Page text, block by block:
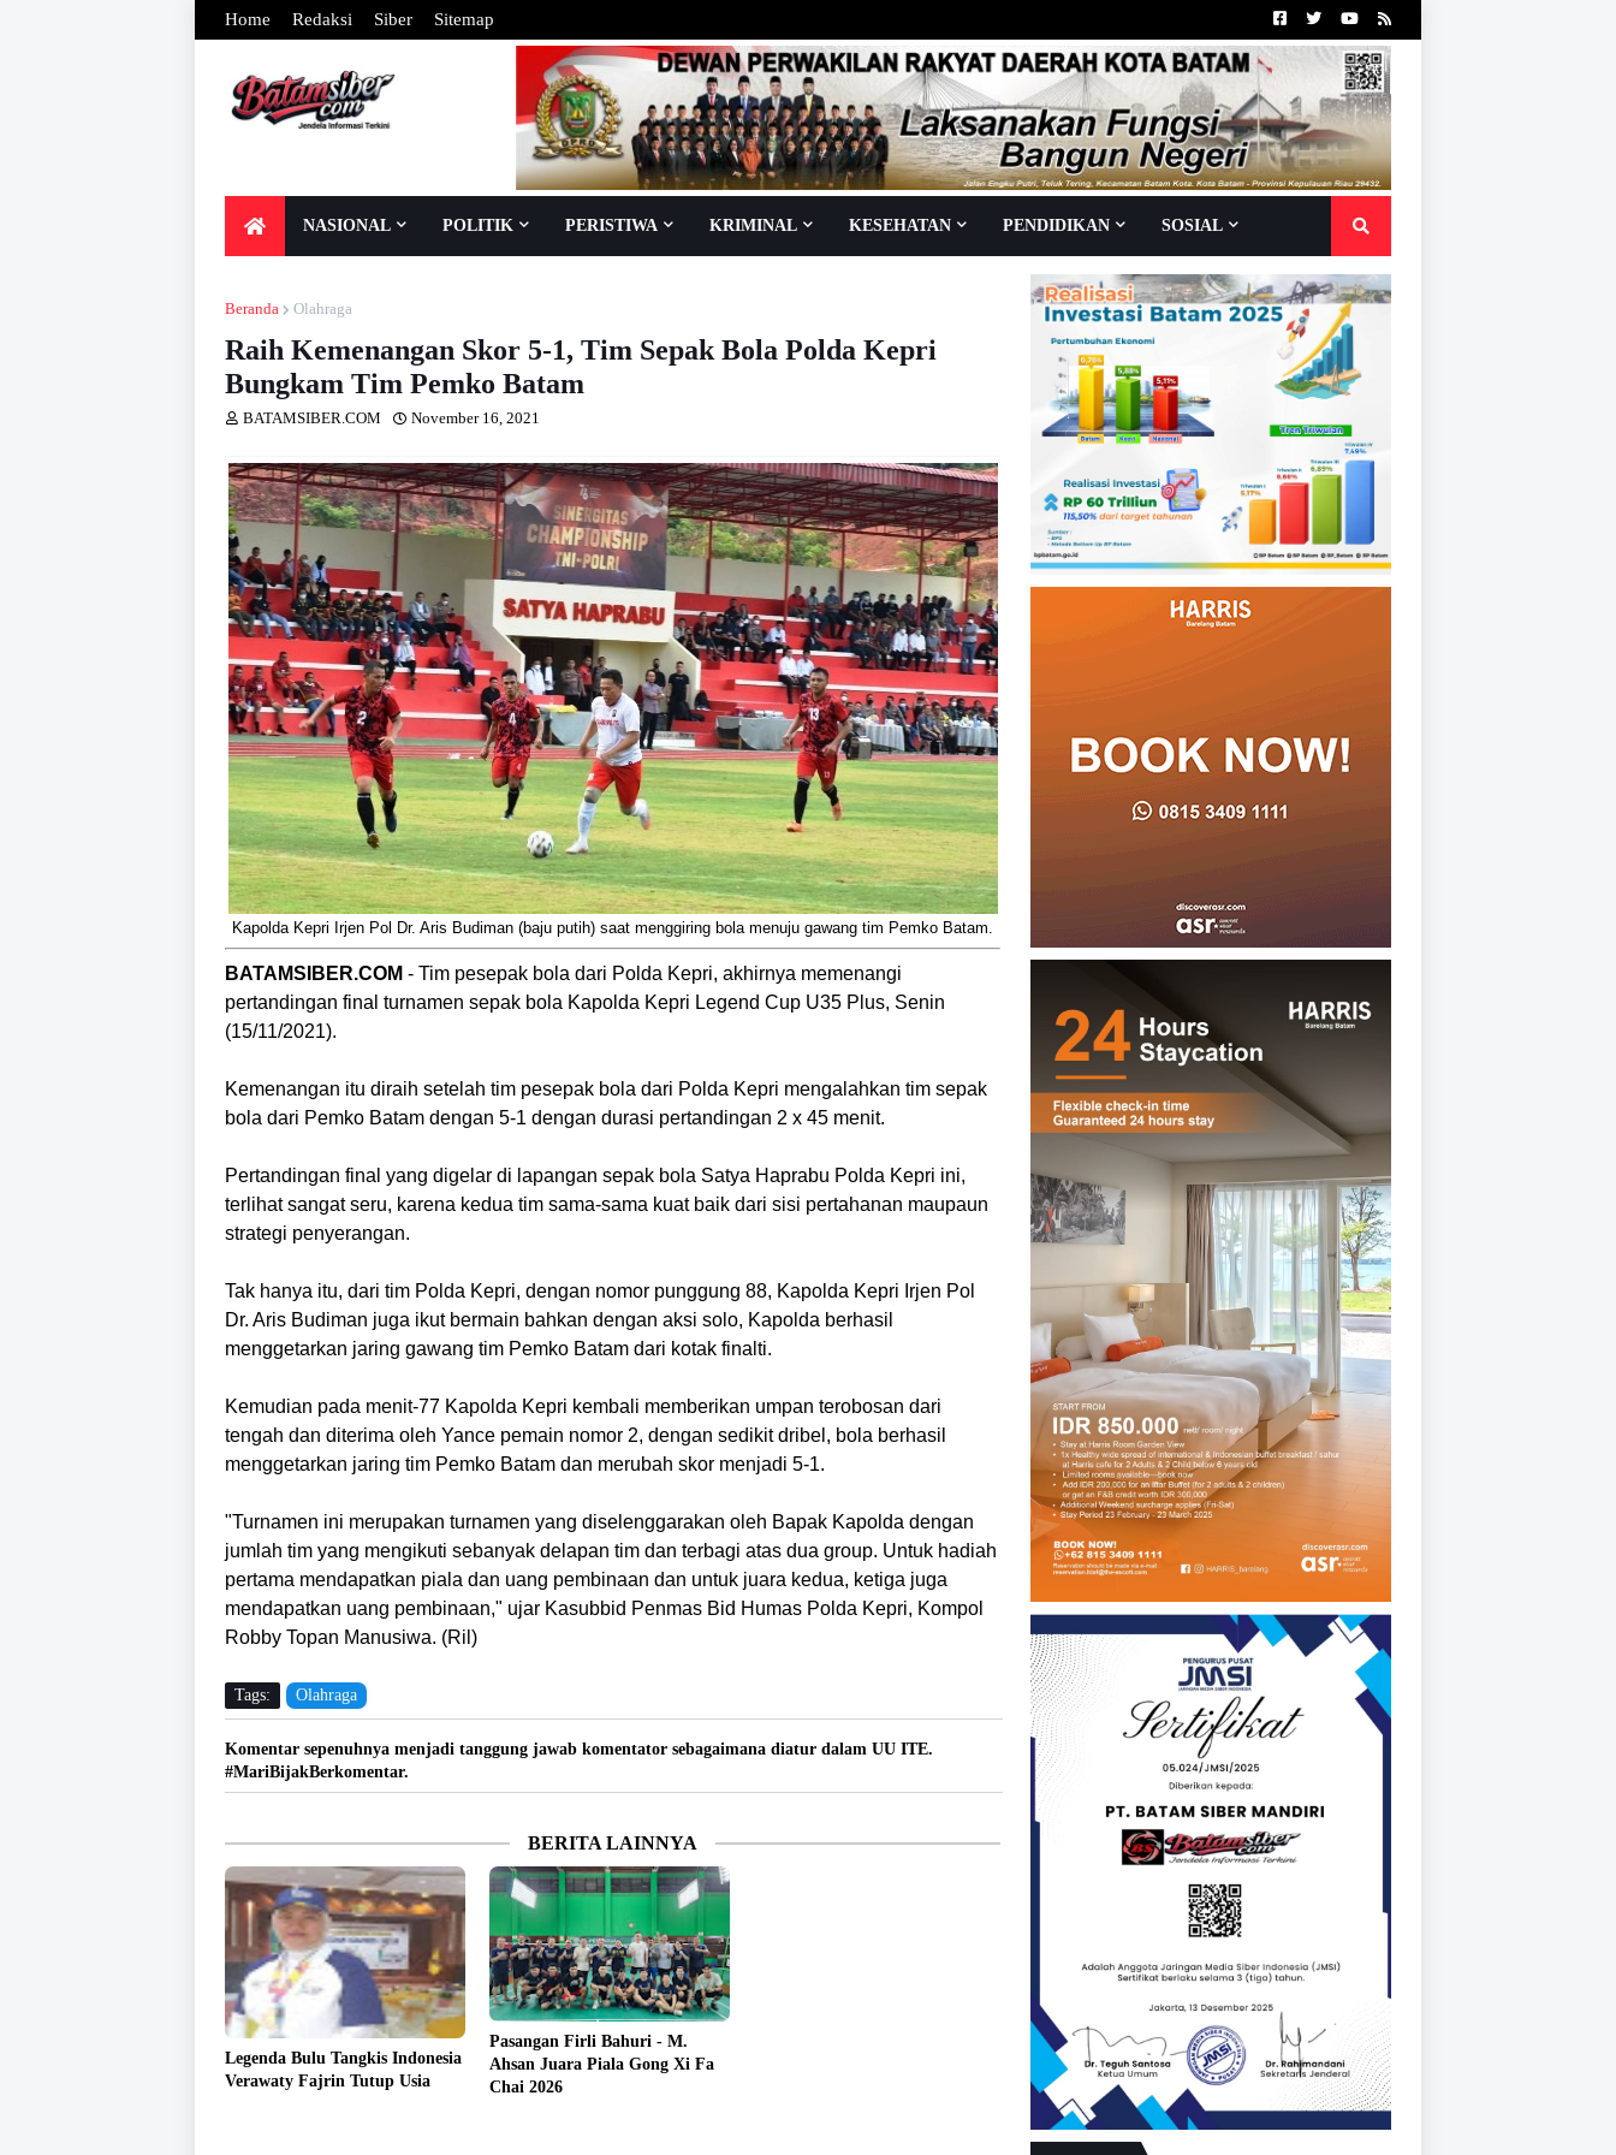
Home Redaksi Siber Sitemap
NASIONAL POLITIK PERISTIWA KRIMINAL KESEHATAN PENDIDIKAN SOSIAL
Beranda Olahraga
Raih Kemenangan Skor 5-1, Tim Sepak Bola Polda Kepri
Bungkam Tim Pemko Batam
BATAMSIBER.COM November 16, 2021
Kapolda Kepri Irjen Pol Dr. Aris Budiman (baju putih) saat menggiring bola menuju gawang tim Pemko Batam.
BATAMSIBER.COM - Tim pesepak bola dari Polda Kepri, akhirnya memenangi
pertandingan final turnamen sepak bola Kapolda Kepri Legend Cup U35 Plus, Senin
(15/11/2021).
Kemenangan itu diraih setelah tim pesepak bola dari Polda Kepri mengalahkan tim sepak
bola dari Pemko Batam dengan 5-1 dengan durasi pertandingan 2 x 45 menit.
Pertandingan final yang digelar di lapangan sepak bola Satya Haprabu Polda Kepri ini,
terlihat sangat seru, karena kedua tim sama-sama kuat baik dari sisi pertahanan maupaun
strategi penyerangan.
Tak hanya itu, dari tim Polda Kepri, dengan nomor punggung 88, Kapolda Kepri Irjen Pol
Dr. Aris Budiman juga ikut bermain bahkan dengan aksi solo, Kapolda berhasil
menggetarkan jaring gawang tim Pemko Batam dari kotak finalti.
Kemudian pada menit-77 Kapolda Kepri kembali memberikan umpan terobosan dari
tengah dan diterima oleh Yance pemain nomor 2, dengan sedikit dribel, bola berhasil
menggetarkan jaring tim Pemko Batam dan merubah skor menjadi 5-1.
"Turnamen ini merupakan turnamen yang diselenggarakan oleh Bapak Kapolda dengan
jumlah tim yang mengikuti sebanyak delapan tim dan terbagi atas dua group. Untuk hadiah
pertama mendapatkan piala dan uang pembinaan dan untuk juara kedua, ketiga juga
mendapatkan uang pembinaan," ujar Kasubbid Penmas Bid Humas Polda Kepri, Kompol
Robby Topan Manusiwa. (Ril)
Tags: Olahraga
Komentar sepenuhnya menjadi tanggung jawab komentator sebagaimana diatur dalam UU ITE.
#MariBijakBerkomentar.
BERITA LAINNYA
Legenda Bulu Tangkis Indonesia
Verawaty Fajrin Tutup Usia
Pasangan Firli Bahuri - M.
Ahsan Juara Piala Gong Xi Fa
Chai 2026